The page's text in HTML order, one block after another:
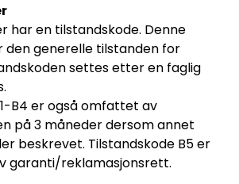
har en tilstandskode. Denne
den generelle tilstanden for
settes etter en faglig
B4 er også omfattet av
på 3 måneder dersom annet
beskrevet. Tilstandskode B5 er
garanti/reklamasjonsrett.